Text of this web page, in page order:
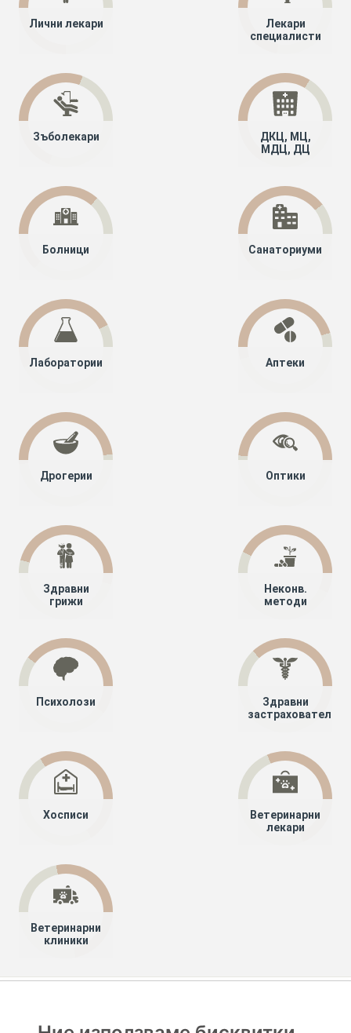
Лични лекари
Лекари
специалисти
Зъболекари
ДКЦ, МЦ,
МДЦ, ДЦ
Болници Санаториуми
Лаборатории Аптеки
Дрогерии Оптики
Здравни
грижи
Неконв.
методи
Психолози
Здравни
застрахователи
Хосписи
Ветеринарни
лекари
Ветеринарни
клиники